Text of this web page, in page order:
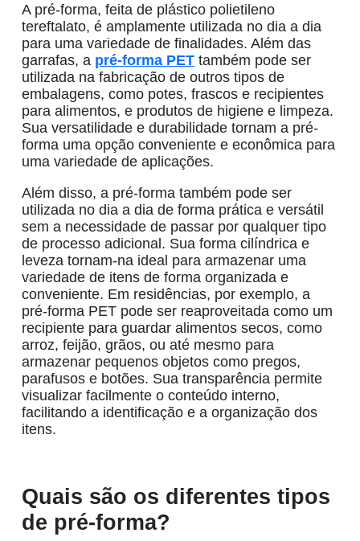
A pré-forma, feita de plástico polietileno
tereftalato, é amplamente utilizada no dia a dia
para uma variedade de finalidades. Além das
garrafas, a pré-forma PET também pode ser
utilizada na fabricação de outros tipos de
embalagens, como potes, frascos e recipientes
para alimentos, e produtos de higiene e limpeza.
Sua versatilidade e durabilidade tornam a pré-
forma uma opção conveniente e econômica para
uma variedade de aplicações.
Além disso, a pré-forma também pode ser
utilizada no dia a dia de forma prática e versátil
sem a necessidade de passar por qualquer tipo
de processo adicional. Sua forma cilíndrica e
leveza tornam-na ideal para armazenar uma
variedade de itens de forma organizada e
conveniente. Em residências, por exemplo, a
pré-forma PET pode ser reaproveitada como um
recipiente para guardar alimentos secos, como
arroz, feijão, grãos, ou até mesmo para
armazenar pequenos objetos como pregos,
parafusos e botões. Sua transparência permite
visualizar facilmente o conteúdo interno,
facilitando a identificação e a organização dos
itens.
Quais são os diferentes tipos
de pré-forma?